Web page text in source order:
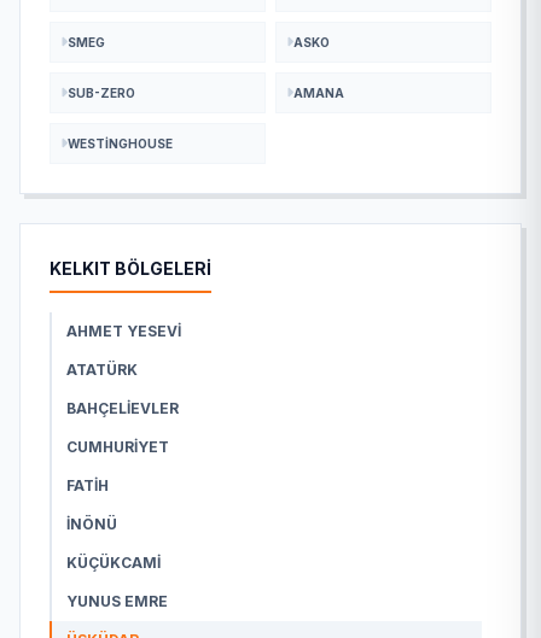
SMEG ASKO
SUB-ZERO AMANA
WESTINGHOUSE
KELKIT BÖLGELERİ
AHMET YESEVI
ATATÜRK
BAHÇELIEVLER
CUMHURIYET
FATIH
İNÖNÜ
KÜÇÜKCAMI
YUNUS EMRE